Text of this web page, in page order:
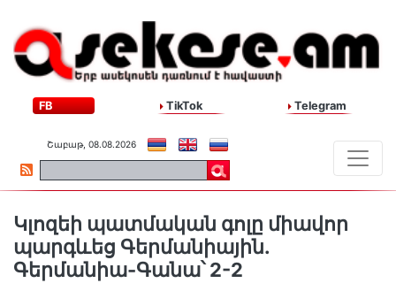
FB TikTok Telegram
Շաբաթ, 08.08.2026
Կլոզեի պատմական գոլը միավոր
պարգևեց Գերմանիային.
Գերմանիա-Գանա՝ 2-2